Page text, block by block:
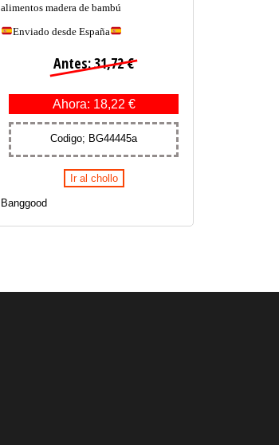
alimentos madera de bambú
Enviado desde España
Antes: 31,72 €
Ahora: 18,22 €
Codigo; BG44445a
Ir al chollo
Banggood